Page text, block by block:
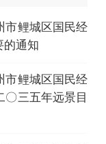
市鲤城区国民经
的通知
市鲤城区国民经
三五年远景目